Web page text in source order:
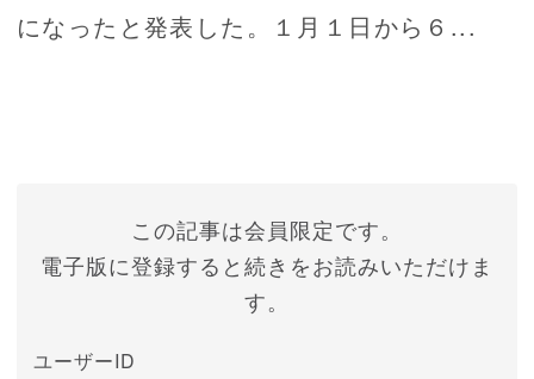
になったと発表した。１月１日から６...
この記事は会員限定です。
電子版に登録すると続きをお読みいただけま
す。
ユーザーID